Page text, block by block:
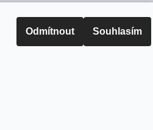
Odmítnout Souhlasím